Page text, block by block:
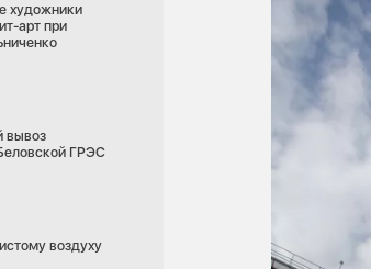
художники
арт при
вывоз
ГРЭС
воздуху